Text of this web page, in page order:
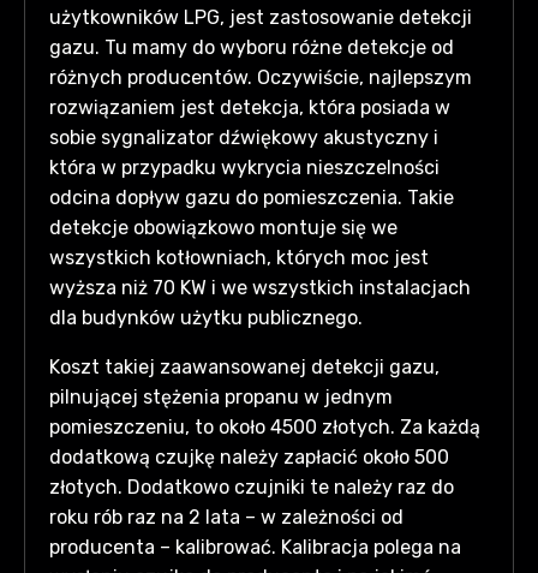
użytkowników LPG, jest zastosowanie detekcji
gazu. Tu mamy do wyboru różne detekcje od
różnych producentów. Oczywiście, najlepszym
rozwiązaniem jest detekcja, która posiada w
sobie sygnalizator dźwiękowy akustyczny i
która w przypadku wykrycia nieszczelności
odcina dopływ gazu do pomieszczenia. Takie
detekcje obowiązkowo montuje się we
wszystkich kotłowniach, których moc jest
wyższa niż 70 KW i we wszystkich instalacjach
dla budynków użytku publicznego.
Koszt takiej zaawansowanej detekcji gazu,
pilnującej stężenia propanu w jednym
pomieszczeniu, to około 4500 złotych. Za każdą
dodatkową czujkę należy zapłacić około 500
złotych. Dodatkowo czujniki te należy raz do
roku rób raz na 2 lata – w zależności od
producenta – kalibrować. Kalibracja polega na